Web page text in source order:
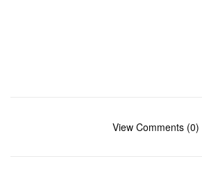
View Comments (0)